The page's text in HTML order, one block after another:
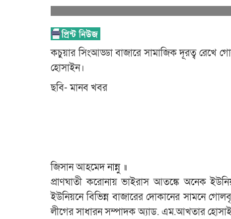
কচুয়ার সিংআড্ডা বাজারে সামাজিক দূরত্ব
হোসাইন।
ছবি- মানব খবর
জিসান আহমেদ নান্নু ॥
প্রাণঘাতী করোনায় ভাইরাস আতঙ্কে অনেক
ইউনিয়নে বিভিন্ন বাজারের দোকানের সামনে
লীগের সাধারন সম্পাদক অ্যাড. এম.আখতার